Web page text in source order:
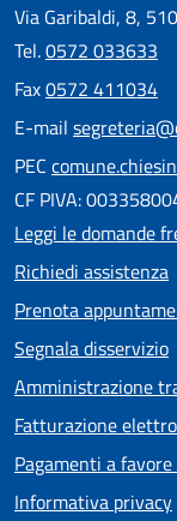
Via Garibaldi, 8,
Tel.0572 033633
Fax0572 411034
E-mail
PEC
CF PIVA:
Leggi le domande
Richiedi assistenza
Prenota
Segnala disservizio
Amministrazione
Fatturazione
Pagamenti a
Informativa privacy